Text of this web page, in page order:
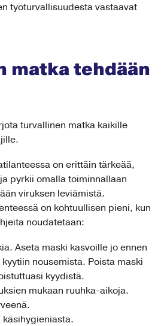
työturvallisuudesta vastaavat
matka tehdään
turvallinen matka kaikille
on erittäin tärkeää,
pyrkii omalla toiminnallaan
viruksen leviämistä.
on kohtuullisen pieni, kun
noudatetaan:
Aseta maski kasvoille jo ennen
nousemista. Poista maski
kyydistä.
mukaan ruuhka-aikoja.
käsihygieniasta.